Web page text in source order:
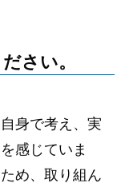
さい。
身で考え、実
感じていま
め、取り組ん